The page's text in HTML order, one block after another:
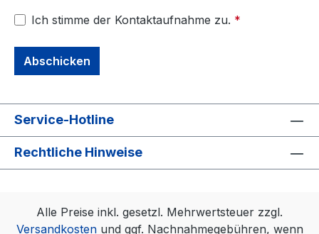
Ich stimme der Kontaktaufnahme zu. *
Abschicken
Service-Hotline
Rechtliche Hinweise
Alle Preise inkl. gesetzl. Mehrwertsteuer zzgl.
Versandkostenund ggf. Nachnahmegebühren, wenn